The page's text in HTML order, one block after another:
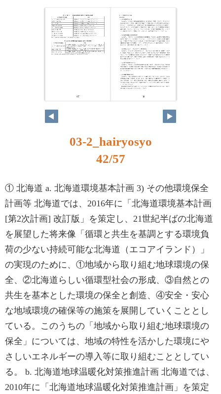
03-2_hairyosyo
42/57
① 北海道 a. 北海道環境基本計画 3) その他環境保全
計画等 北海道では、2016年に「北海道環境基本計画
[第2次計画] 改訂版」を策定し、21世紀半ばの北海道
を展望した将来像「循環と共生を基調とする環境負
荷の少ない持続可能な北海道（エコアイランド）」
の実現のために、①地域から取り組む地球環境の保
全、②北海道らしい循環型社会の形成、③自然との
共生を基本とした環境の保全と創造、④安全・安心
な地域環境の確保等の施策を展開していくこととし
ている。このうちの「地域から取り組む地球環境の
保全」については、地域の特性を活かした環境にや
さしいエネルギーの導入等に取り組むこととしてい
る。 b. 北海道地球温暖化対策推進計画 北海道では、
2010年に「北海道地球温暖化対策推進計画」を策定